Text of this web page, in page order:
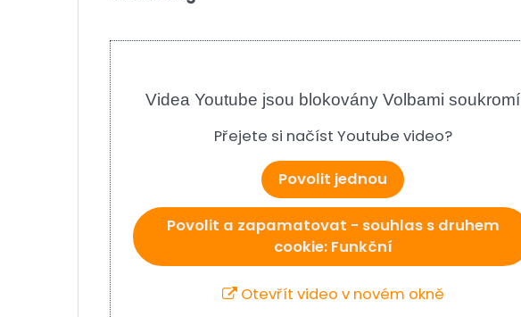
Videa Youtube jsou blokovány Volbami soukromí
Přejete si načíst Youtube video?
Povolit jednou
Povolit a zapamatovat - souhlas s druhem
cookie: Funkční
Otevřít video v novém okně